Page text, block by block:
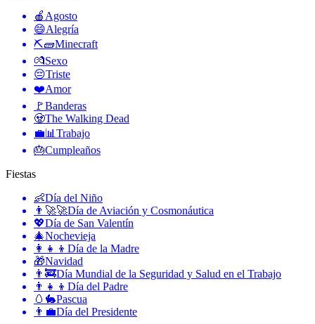
🍎 Agosto
😄Alegría
⛏🧱Minecraft
💏Sexo
😔Triste
❤️Amor
🚩Banderas
🧟The Walking Dead
💼📊 Trabajo
🎂Cumpleaños
Fiestas
👶Día del Niño
👨‍🚀🚀Día de Aviación y Cosmonáutica
💖Día de San Valentín
🎄Nochevieja
👩‍👧‍👦 Día de la Madre
🎁Navidad
👨‍🚒Día Mundial de la Seguridad y Salud en el Trabajo
👨‍👧‍👦 Día del Padre
🥚🐇Pascua
👨‍💼Día del Presidente